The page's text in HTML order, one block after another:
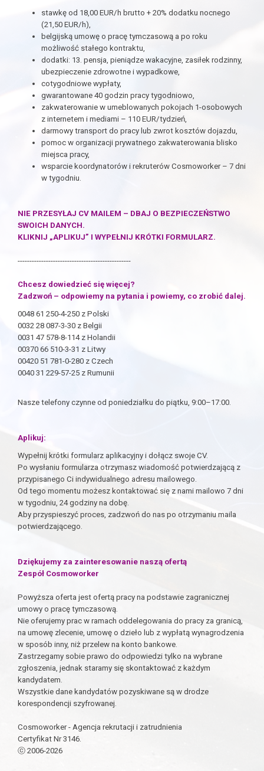
stawkę od 18,00 EUR/h brutto + 20% dodatku nocnego
(21,50 EUR/h),
belgijską umowę o pracę tymczasową a po roku
możliwość stałego kontraktu,
dodatki: 13. pensja, pieniądze wakacyjne, zasiłek rodzinny,
ubezpieczenie zdrowotne i wypadkowe,
cotygodniowe wypłaty,
gwarantowane 40 godzin pracy tygodniowo,
zakwaterowanie w umeblowanych pokojach 1-osobowych
z internetem i mediami – 110 EUR/tydzień,
darmowy transport do pracy lub zwrot kosztów dojazdu,
pomoc w organizacji prywatnego zakwaterowania blisko
miejsca pracy,
wsparcie koordynatorów i rekruterów Cosmoworker – 7 dni
w tygodniu.
NIE PRZESYŁAJ CV MAILEM – DBAJ O BEZPIECZEŃSTWO
SWOICH DANYCH.
KLIKNIJ „APLIKUJ” I WYPEŁNIJ KRÓTKI FORMULARZ.
------------------------------------------------
Chcesz dowiedzieć się więcej?
Zadzwoń – odpowiemy na pytania i powiemy, co zrobić dalej.
0048 61 250-4-250 z Polski
0032 28 087-3-30 z Belgii
0031 47 578-8-114 z Holandii
00370 66 510-3-31 z Litwy
00420 51 781-0-280 z Czech
0040 31 229-57-25 z Rumunii
Nasze telefony czynne od poniedziałku do piątku, 9:00–17:00.
Aplikuj:
Wypełnij krótki formularz aplikacyjny i dołącz swoje CV.
Po wysłaniu formularza otrzymasz wiadomość potwierdzającą z
przypisanego Ci indywidualnego adresu mailowego.
Od tego momentu możesz kontaktować się z nami mailowo 7 dni
w tygodniu, 24 godziny na dobę.
Aby przyspieszyć proces, zadzwoń do nas po otrzymaniu maila
potwierdzającego.
Dziękujemy za zainteresowanie naszą ofertą
Zespół Cosmoworker
Powyższa oferta jest ofertą pracy na podstawie zagranicznej
umowy o pracę tymczasową.
Nie oferujemy prac w ramach oddelegowania do pracy za granicą,
na umowę zlecenie, umowę o dzieło lub z wypłatą wynagrodzenia
w sposób inny, niż przelew na konto bankowe.
Zastrzegamy sobie prawo do odpowiedzi tylko na wybrane
zgłoszenia, jednak staramy się skontaktować z każdym
kandydatem.
Wszystkie dane kandydatów pozyskiwane są w drodze
korespondencji szyfrowanej.
Cosmoworker - Agencja rekrutacji i zatrudnienia
Certyfikat Nr 3146.
ⓒ 2006-2026